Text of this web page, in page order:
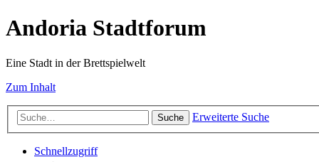
Andoria Stadtforum
Eine Stadt in der Brettspielwelt
Zum Inhalt
Suche Erweiterte Suche
Schnellzugriff